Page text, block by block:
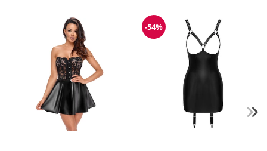
Reduzierung
-54%